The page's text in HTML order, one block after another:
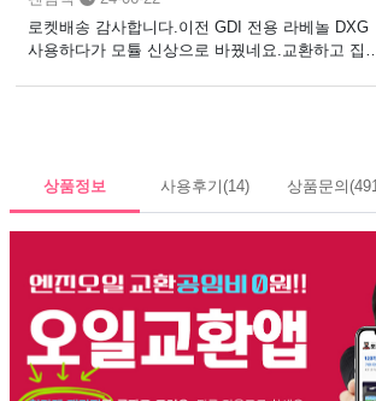
진동 억제가 우수한것 같고 미끄러지듯 나가는 느
낌도 넘 좋네요.모든 면에서 훌륭한 느낌이에요.다
로켓배송 감사합니다.이전 GDI 전용 라베놀 DXG
사용하다가 모튤 신상으로 바꿨네요.교환하고 집까
측정 無 소음 DXG NGEN 승차감 DXG
NGEN 가속감 DXG NGEN 후빨(?) DXG
NGEN
상품정보 사용후기(14) 상품문의